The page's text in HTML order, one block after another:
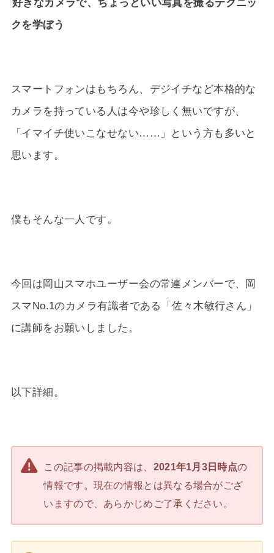
好きなカメラで、ちょっといい写真を撮るテクニッ
クを学ぼう
スマートフォンはもちろん、デジイチなど本格的な
カメラを持っている人は今や珍しく無いですが、
「イマイチ使いこなせない……」という方も多いと
思います。
僕もそんな一人です。
今回は岡山スマホユーザー会の常連メンバーで、岡
スマNo.1のカメラ有識者である「佐々木敏行さん」
に講師をお願いしました。
以下詳細。
この記事の掲載内容は、 2021年1月3日時点の
情報です。現在の情報とは異なる場合がござ
いますので、あらかじめご了承ください。